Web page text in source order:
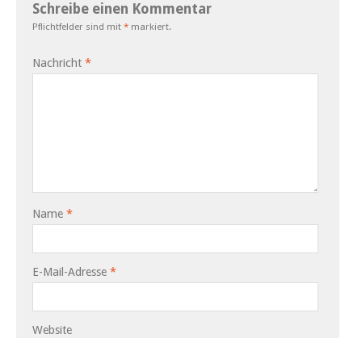
Schreibe einen Kommentar
Pflichtfelder sind mit * markiert.
Nachricht *
Name *
E-Mail-Adresse *
Website